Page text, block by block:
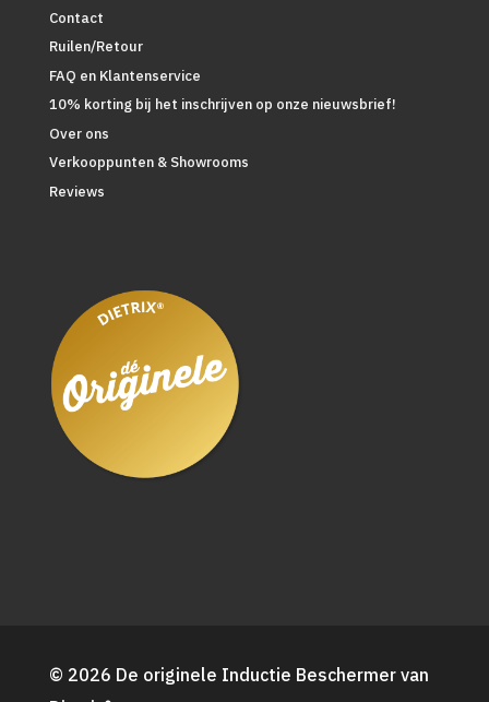
Contact
Ruilen/Retour
FAQ en Klantenservice
10% korting bij het inschrijven op onze nieuwsbrief!
Over ons
Verkooppunten & Showrooms
Reviews
© 2026 De originele Inductie Beschermer van